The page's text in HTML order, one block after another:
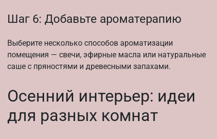
Шаг 6: Добавьте ароматерапию
Выберите несколько способов ароматизации
помещения — свечи, эфирные масла или натуральные
саше с пряностями и древесными запахами.
Осенний интерьер: идеи
для разных комнат